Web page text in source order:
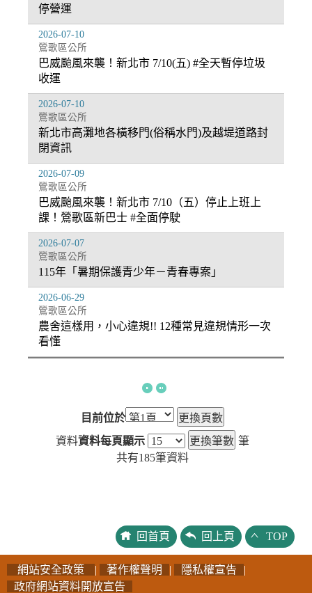
停營運
巴威颱風來襲！新北市 7/10(五) #全天暫停垃圾
收運
鶯歌區公所
2026-07-10
新北市高灘地各橫移門(俗稱水門)及越堤道路封
閉資訊
鶯歌區公所
2026-07-10
巴威颱風來襲！新北市 7/10（五）停止上班上
課！鶯歌區新巴士 #全面停駛
鶯歌區公所
2026-07-09
115年「暑期保護青少年－青春專案」
鶯歌區公所
2026-07-07
農舍這樣用，小心違規!! 12種常見違規情形一次
看懂
鶯歌區公所
2026-06-29
目前位於
資料資料每頁顯示
筆
共有185筆資料
回首頁 回上頁 TOP
網站安全政策 | 著作權聲明 | 隱私權宣告
|
政府網站資料開放宣告